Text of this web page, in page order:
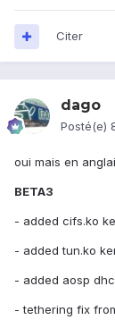
Citer
dago
Posté(e)
oui mais en
BETA3
- added cifs.ko
- added tun.ko
- added aosp
- tethering fix